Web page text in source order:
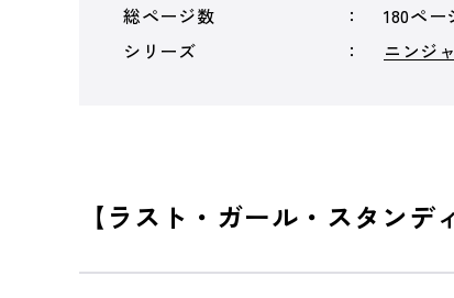
総ページ数
180ペー
シリーズ
ニンジ
【ラスト・ガール・スタンデ